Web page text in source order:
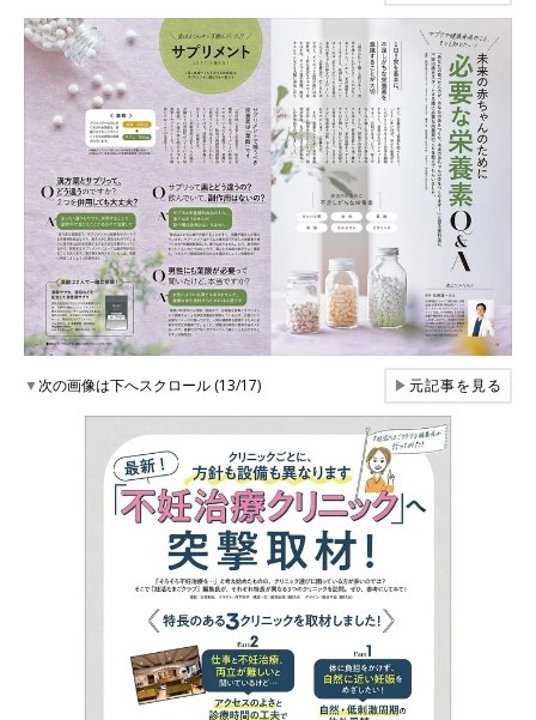
▼次の画像は下へスクロール (13/17) ▶元記事を見る